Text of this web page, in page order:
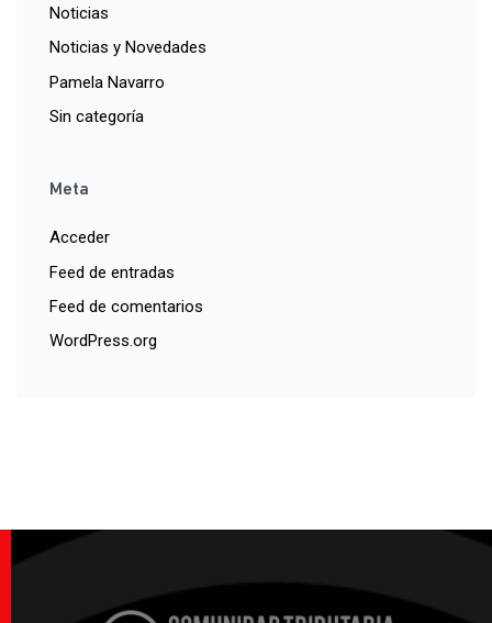
Noticias
Noticias y Novedades
Pamela Navarro
Sin categoría
Meta
Acceder
Feed de entradas
Feed de comentarios
WordPress.org